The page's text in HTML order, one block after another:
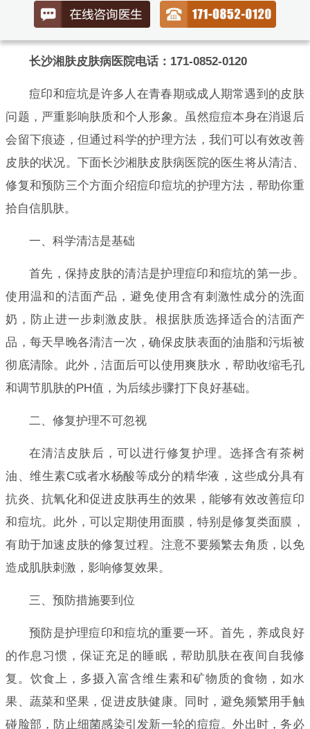
长沙湘肤皮肤病医院电话：171-0852-0120
痘印和痘坑是许多人在青春期或成人期常遇到的皮肤
问题，严重影响肤质和个人形象。虽然痘痘本身在消退后
会留下痕迹，但通过科学的护理方法，我们可以有效改善
皮肤的状况。下面长沙湘肤皮肤病医院的医生将从清洁、
修复和预防三个方面介绍痘印痘坑的护理方法，帮助你重
拾自信肌肤。
一、科学清洁是基础
首先，保持皮肤的清洁是护理痘印和痘坑的第一步。
使用温和的洁面产品，避免使用含有刺激性成分的洗面
奶，防止进一步刺激皮肤。根据肤质选择适合的洁面产
品，每天早晚各清洁一次，确保皮肤表面的油脂和污垢被
彻底清除。此外，洁面后可以使用爽肤水，帮助收缩毛孔
和调节肌肤的PH值，为后续步骤打下良好基础。
二、修复护理不可忽视
在清洁皮肤后，可以进行修复护理。选择含有茶树
油、维生素C或者水杨酸等成分的精华液，这些成分具有
抗炎、抗氧化和促进皮肤再生的效果，能够有效改善痘印
和痘坑。此外，可以定期使用面膜，特别是修复类面膜，
有助于加速皮肤的修复过程。注意不要频繁去角质，以免
造成肌肤刺激，影响修复效果。
三、预防措施要到位
预防是护理痘印和痘坑的重要一环。首先，养成良好
的作息习惯，保证充足的睡眠，帮助肌肤在夜间自我修
复。饮食上，多摄入富含维生素和矿物质的食物，如水
果、蔬菜和坚果，促进皮肤健康。同时，避免频繁用手触
碰脸部，防止细菌感染引发新一轮的痘痘。外出时，务必